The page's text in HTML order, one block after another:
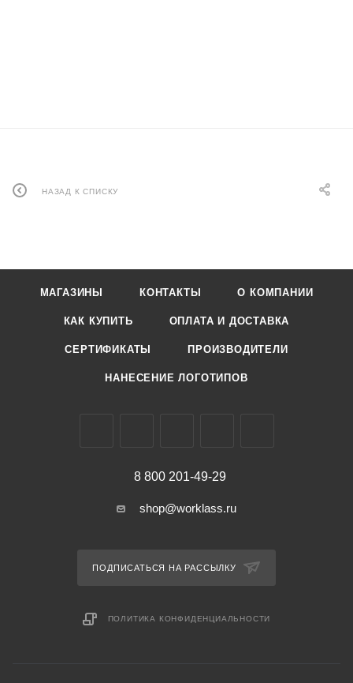
НАЗАД К СПИСКУ
МАГАЗИНЫ КОНТАКТЫ О КОМПАНИИ
КАК КУПИТЬ ОПЛАТА И ДОСТАВКА
СЕРТИФИКАТЫ ПРОИЗВОДИТЕЛИ
НАНЕСЕНИЕ ЛОГОТИПОВ
8 800 201-49-29
shop@worklass.ru
ПОДПИСАТЬСЯ НА РАССЫЛКУ
ПОЛИТИКА КОНФИДЕНЦИАЛЬНОСТИ